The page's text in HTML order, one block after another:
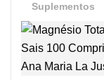
Suplementos